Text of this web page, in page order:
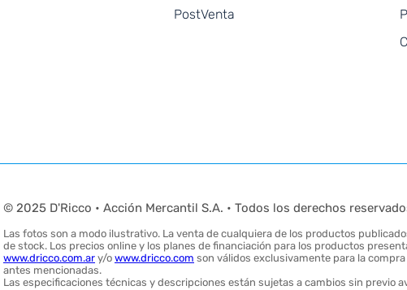
PostVenta
© 2025 D'Ricco • Acción Mercantil S.A. • Todos los derechos
Las fotos son a modo ilustrativo. La venta de cualquiera de los productos
de stock. Los precios online y los planes de financiación para los productos
www.dricco.com.ar y/o www.dricco.com son válidos exclusivamente para la
antes mencionadas.
Las especificaciones técnicas y descripciones están sujetas a cambios sin previo